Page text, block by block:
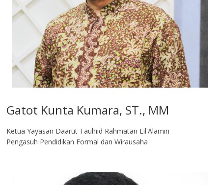
Gatot Kunta Kumara, ST., MM
Ketua Yayasan Daarut Tauhiid Rahmatan Lil'Alamin
Pengasuh Pendidikan Formal dan Wirausaha